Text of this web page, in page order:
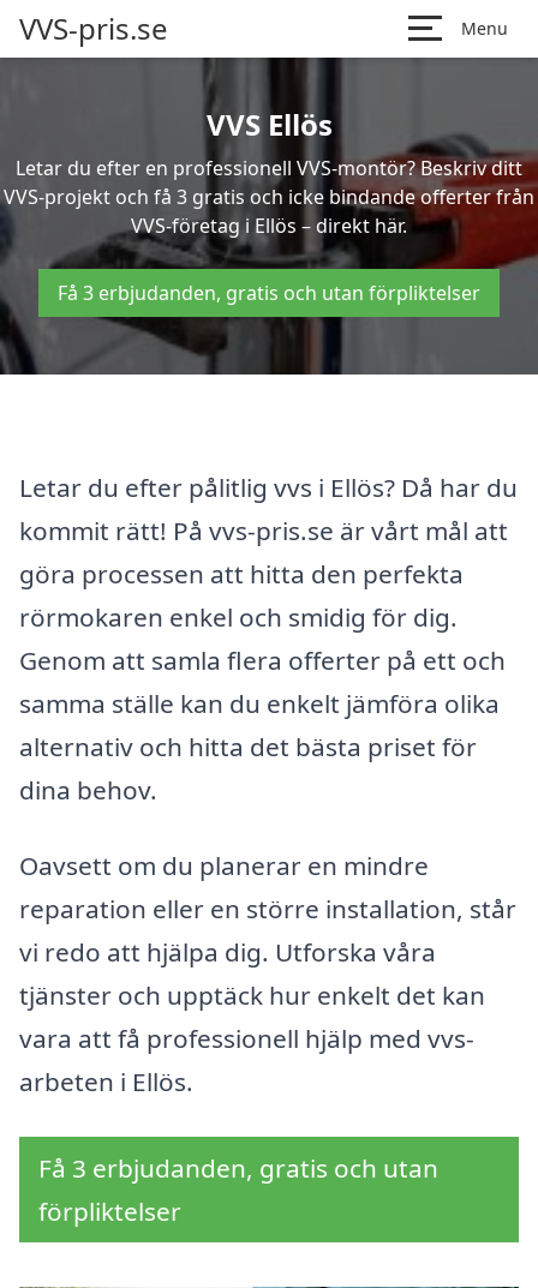
VVS-pris.se Menu
VVS Ellös
Letar du efter en professionell VVS-montör? Beskriv ditt
VVS-projekt och få 3 gratis och icke bindande offerter från
VVS-företag i Ellös – direkt här.
Få 3 erbjudanden, gratis och utan förpliktelser
Letar du efter pålitlig vvs i Ellös? Då har du
kommit rätt! På vvs-pris.se är vårt mål att
göra processen att hitta den perfekta
rörmokaren enkel och smidig för dig.
Genom att samla flera offerter på ett och
samma ställe kan du enkelt jämföra olika
alternativ och hitta det bästa priset för
dina behov.
Oavsett om du planerar en mindre
reparation eller en större installation, står
vi redo att hjälpa dig. Utforska våra
tjänster och upptäck hur enkelt det kan
vara att få professionell hjälp med vvs-
arbeten i Ellös.
Få 3 erbjudanden, gratis och utan
förpliktelser